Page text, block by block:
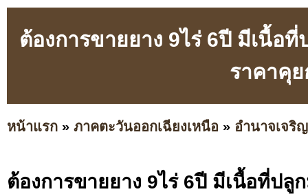
ต้องการขายยาง 9ไร่ 6ปี มีเนื้อ
ราคาคุ
หน้าแรก » ภาคตะวันออกเฉียงเหนือ » อำนาจเจริญ
ต้องการขายยาง 9ไร่ 6ปี มีเนื้อที่ปลู